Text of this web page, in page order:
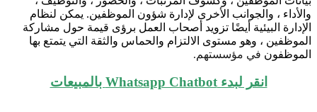
والأداء ، والجوانب الأخرى لإدارة شؤون الموظفين. يمكن لنظام
الإدارة البيئية أيضًا تزويد أصحاب العمل برؤى قيمة حول مشاركة
الموظفين ، وهو مستوى الالتزام والحماس والثقة التي يتمتع بها
الموظفون في مؤسستهم.
انقر لبدء Whatsapp Chatbot بالمبيعات